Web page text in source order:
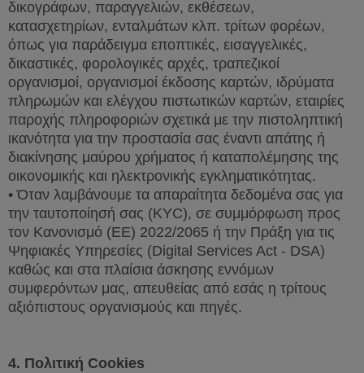
δικογράφων, παραγγελιών, εκθέσεων,
κατασχετηρίων, ενταλμάτων κλπ. τρίτων φορέων,
όπως για παράδειγμα εποπτικές, εισαγγελικές,
δικαστικές, φορολογικές αρχές, τραπεζικοί
οργανισμοί, οργανισμοί έκδοσης καρτών, ιδρύματα
πληρωμών και ελέγχου πιστωτικών καρτών, εταιρίες
παροχής πληροφοριών σχετικά με την πιστοληπτική
ικανότητα για την προστασία σας έναντι απάτης ή
διακίνησης μαύρου χρήματος ή καταπολέμησης της
οικονομικής και ηλεκτρονικής εγκληματικότητας.
• Όταν λαμβάνουμε τα απαραίτητα δεδομένα σας για
την ταυτοποίησή σας (KYC), σε συμμόρφωση προς
τον Κανονισμό (ΕΕ) 2022/2065 ή την Πράξη για τις
Ψηφιακές Υπηρεσίες (Digital Services Act - DSA)
καθώς και στα πλαίσια άσκησης εννόμων
συμφερόντων μας, απευθείας από εσάς η τρίτους
αξιόπιστους οργανισμούς και πηγές.
4. Πολιτική Cookies